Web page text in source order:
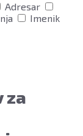
Adresar
Imenik
za